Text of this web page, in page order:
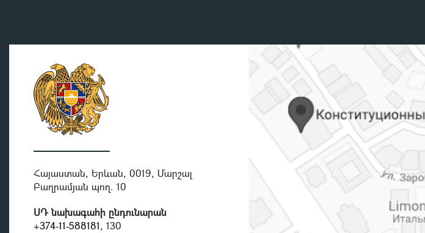
Հայաստան, Երևան, 0019, Մարշալ
Բաղրամյան պող. 10
ՍԴ նախագահի ընդունարան
+374-11-588181, 130